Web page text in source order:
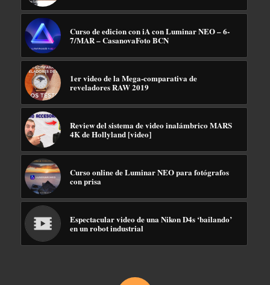
Curso de edicion con iA con Luminar NEO – 6-
7/MAR – CasanovaFoto BCN
1er video de la Mega-comparativa de
reveladores RAW 2019
Review del sistema de video inalámbrico MARS
4K de Hollyland [video]
Curso online de Luminar NEO para fotógrafos
con prisa
Espectacular video de una Nikon D4s ‘bailando’
en un robot industrial